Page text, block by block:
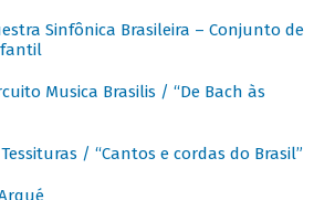
Sinfônica Brasileira – Conjunto de
Musica Brasilis / “De Bach às
/ “Cantos e cordas do Brasil”